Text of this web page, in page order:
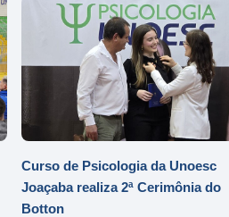
Curso de Psicologia da Unoesc
Joaçaba realiza 2ª Cerimônia do
Botton